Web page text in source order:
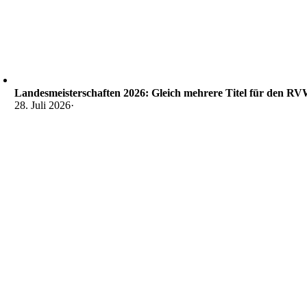
Landesmeisterschaften 2026: Gleich mehrere Titel für den
28. Juli 2026·